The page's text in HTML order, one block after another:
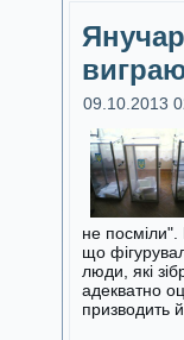
09.10.2013
не
що
люди, які
адекватно
призводить